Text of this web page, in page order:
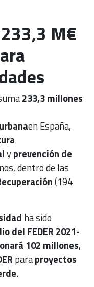
M€
233,3 millones
en España,
yprevención de
dentro de las
(194
ha sido
del FEDER 2021-
102 millones,
paraproyectos
.